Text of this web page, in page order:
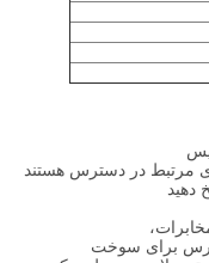
برای سوخت